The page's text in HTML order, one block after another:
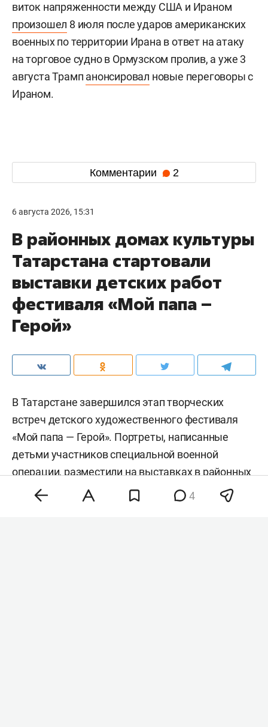
виток напряженности между США и Ираном
произошел 8 июля после ударов американских
военных по территории Ирана в ответ на атаку
на торговое судно в Ормузском пролив, а уже 3
августа Трамп анонсировал новые переговоры с
Ираном.
Комментарии 2
6 августа 2026, 15:31
В районных домах культуры
Татарстана стартовали
выставки детских работ
фестиваля «Мой папа –
Герой»
В Татарстане завершился этап творческих
встреч детского художественного фестиваля
«Мой папа — Герой». Портреты, написанные
детьми участников специальной военной
операции, разместили на выставках в районных
домах культуры. Экспозиции уже открылись в
муниципалитетах республики и будут работать
4